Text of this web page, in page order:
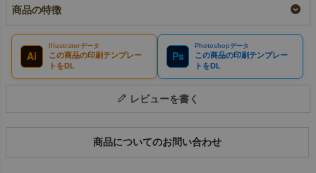
商品の特徴
Ai
Illustratorデータ
この商品の印刷テンプレー
トをDL
Ps
Photoshopデータ
この商品の印刷テンプレー
トをDL
レビューを書く
商品についてのお問い合わせ